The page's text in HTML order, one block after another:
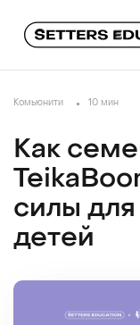
Комьюнити 10 мин
Как
силы
детей